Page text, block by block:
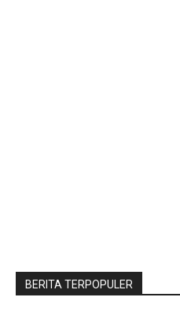
BERITA TERPOPULER